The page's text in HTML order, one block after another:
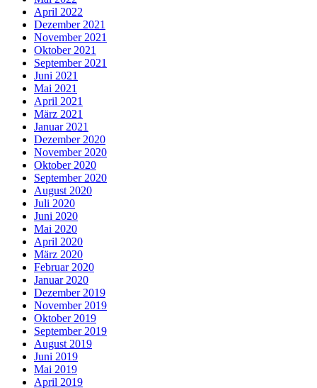
April 2022
Dezember 2021
November 2021
Oktober 2021
September 2021
Juni 2021
Mai 2021
April 2021
März 2021
Januar 2021
Dezember 2020
November 2020
Oktober 2020
September 2020
August 2020
Juli 2020
Juni 2020
Mai 2020
April 2020
März 2020
Februar 2020
Januar 2020
Dezember 2019
November 2019
Oktober 2019
September 2019
August 2019
Juni 2019
Mai 2019
April 2019